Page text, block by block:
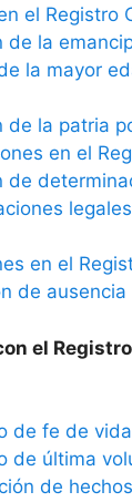
el Registro
de la
la mayor
de la patria
en el
de
en el
de
el
de fe de
de última
de